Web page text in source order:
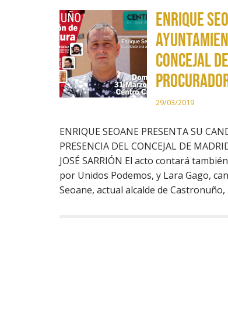
ENRIQUE
CONCEJAL
29/03/2019
ENRIQUE SEOANE PRESENTA SU
PRESENCIA DEL CONCEJAL DE
JOSÉ SARRIÓN El acto contará
por Unidos Podemos, y Lara Gago,
Seoane, actual alcalde de